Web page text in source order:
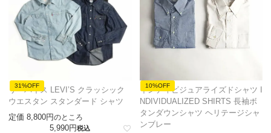
31%OFF
リーバイス LEVI’S クラッシック
ウエスタン スタンダード シャツ
定価 8,800 のところ
5,990 税込
10%OFF
インディビジュアライズドシャツ I
NDIVIDUALIZED SHIRTS 長袖ボ
タンダウンシャツ ヘリテージシャ
ンブレー